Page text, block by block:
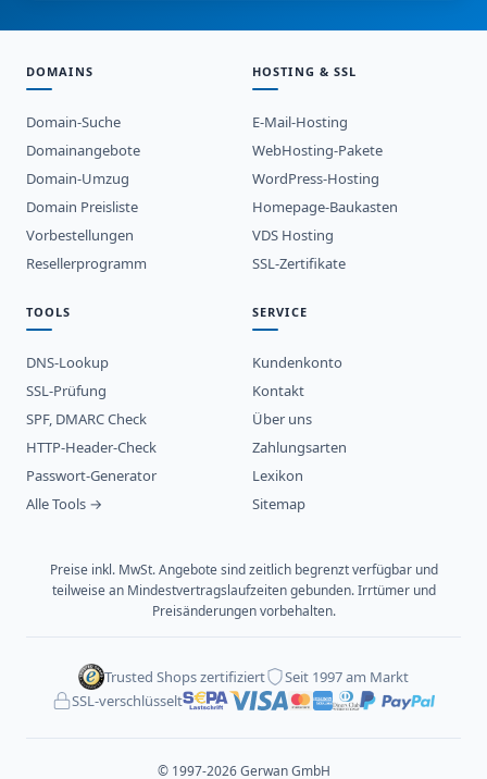
DOMAINS
Domain-Suche
Domainangebote
Domain-Umzug
Domain Preisliste
Vorbestellungen
Resellerprogramm
HOSTING & SSL
E-Mail-Hosting
WebHosting-Pakete
WordPress-Hosting
Homepage-Baukasten
VDS Hosting
SSL-Zertifikate
TOOLS
DNS-Lookup
SSL-Prüfung
SPF, DMARC Check
HTTP-Header-Check
Passwort-Generator
Alle Tools →
SERVICE
Kundenkonto
Kontakt
Über uns
Zahlungsarten
Lexikon
Sitemap
Preise inkl. MwSt. Angebote sind zeitlich begrenzt verfügbar und
teilweise an Mindestvertragslaufzeiten gebunden. Irrtümer und
Preisänderungen vorbehalten.
Trusted Shops zertifiziert
Seit 1997 am Markt
SSL-verschlüsselt
© 1997-2026 Gerwan GmbH